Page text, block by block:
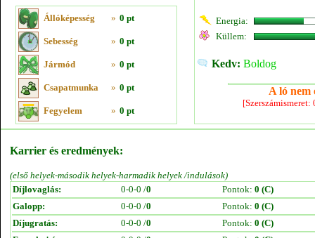
Állóképesség » 0 pt
Sebesség » 0 pt
Jármód » 0 pt
Csapatmunka » 0 pt
Fegyelem » 0 pt
Energia:
Küllem:
Kedv: Boldog
A ló nem
Karrier és eredmények:
(első helyek-második helyek-harmadik helyek /indulások)
Díjlovaglás:
0-0-0 /0 Pontok: 0 (C)
Galopp:
0-0-0 /0 Pontok: 0 (C)
Díjugratás:
0-0-0 /0 Pontok: 0 (C)